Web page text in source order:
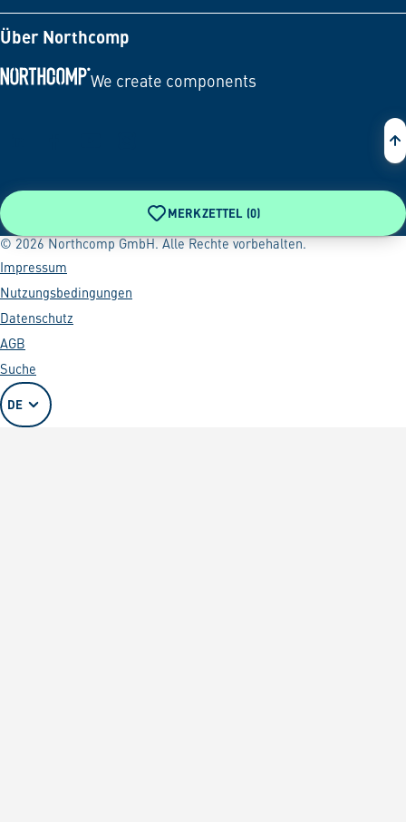
Über Northcomp
We create components
MERKZETTEL (0)
© 2026 Northcomp GmbH. Alle Rechte vorbehalten.
Impressum
Nutzungsbedingungen
Datenschutz
AGB
Suche
DE